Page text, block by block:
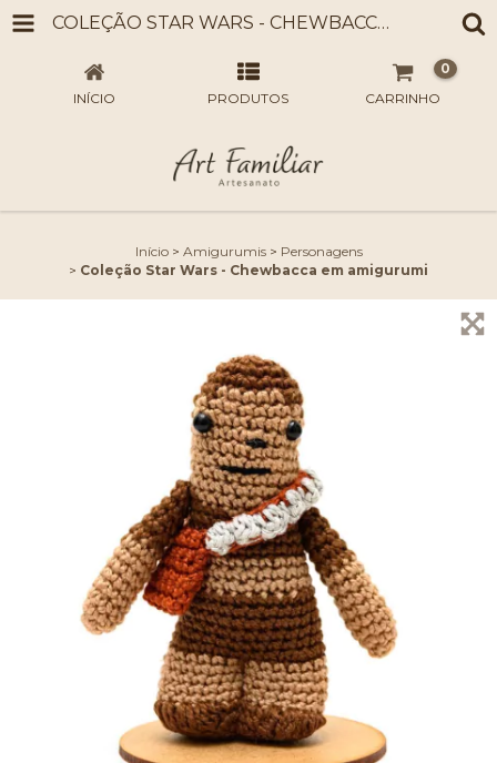
COLEÇÃO STAR WARS - CHEWBACCA EM AMIGURUMI
INÍCIO PRODUTOS CARRINHO
0
Início > Amigurumis > Personagens
> Coleção Star Wars - Chewbacca em amigurumi